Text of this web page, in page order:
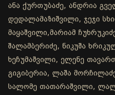
ანა ქურთუბაძე, ანდრია
დედალამაზიშვილი, ჯეჯი
მაყაშვილი,მარიამ
შალამბერიძე, ნიკუშა
ხეჩუმაშვილი, ელენე
გიგიბერია, ლაშა
სალომე თათარაშვილი,